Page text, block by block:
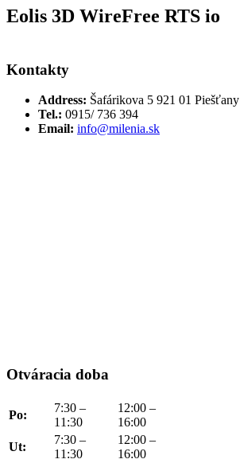
Eolis 3D WireFree RTS io
Kontakty
Address: Šafárikova 5 921 01 Piešťany
Tel.: 0915/ 736 394
Email: info@milenia.sk
Otváracia doba
Po:
7:30 –
11:30
12:00 –
16:00
Ut:
7:30 –
11:30
12:00 –
16:00